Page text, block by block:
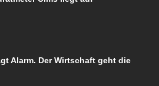
Alarm. Der Wirtschaft geht die